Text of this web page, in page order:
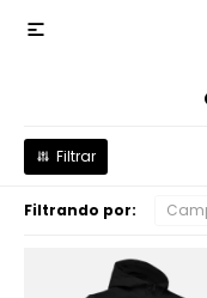

Filtrando por: